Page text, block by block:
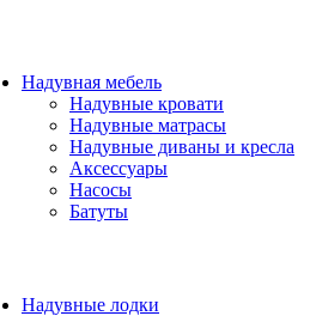
Надувная мебель
Надувные кровати
Надувные матрасы
Надувные диваны и кресла
Аксессуары
Насосы
Батуты
Надувные лодки